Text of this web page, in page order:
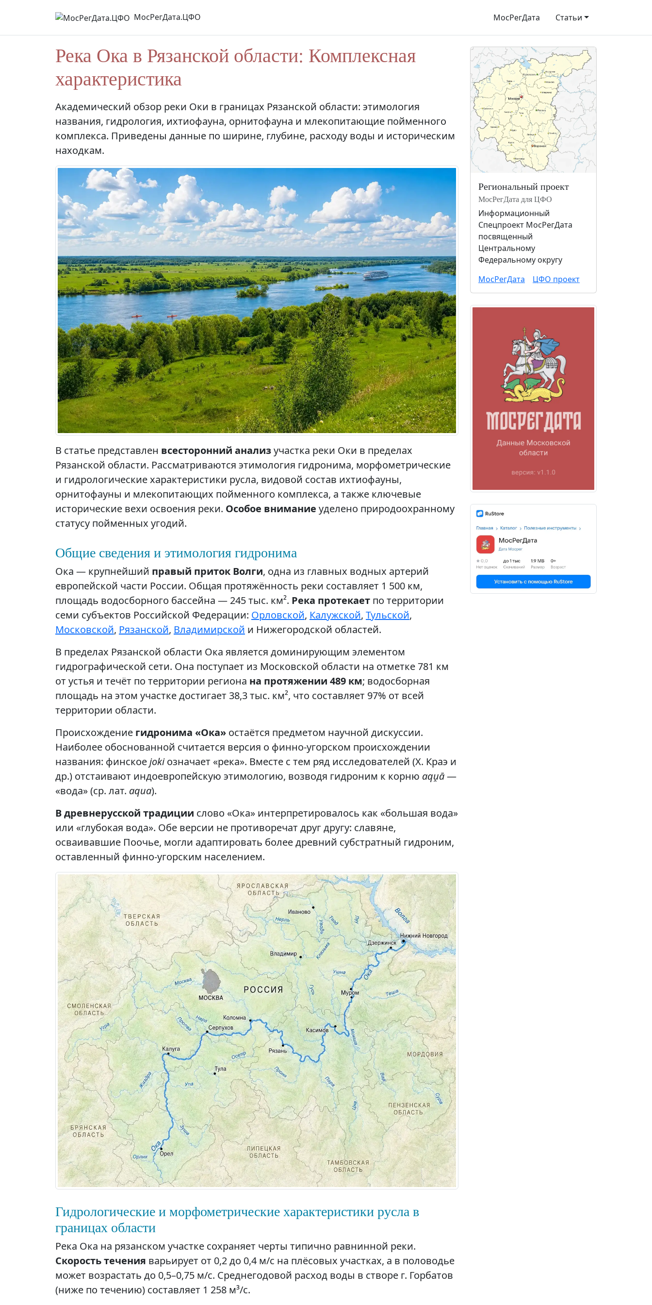
МосРегДата.ЦФО МосРегДата Статьи
Река Ока в Рязанской области: Комплексная
характеристика
Академический обзор реки Оки в границах Рязанской области: этимология
названия, гидрология, ихтиофауна, орнитофауна и млекопитающие пойменного
комплекса. Приведены данные по ширине, глубине, расходу воды и историческим
находкам.
В статье представлен всесторонний анализучастка реки Оки в пределах
Рязанской области. Рассматриваются этимология гидронима, морфометрические
и гидрологические характеристики русла, видовой состав ихтиофауны,
орнитофауны и млекопитающих пойменного комплекса, а также ключевые
исторические вехи освоения реки. Особое внимание уделено природоохранному
статусу пойменных угодий.
Общие сведения и этимология гидронима
Ока — крупнейший правый приток Волги, одна из главных водных артерий
европейской части России. Общая протяжённость реки составляет 1 500 км,
площадь водосборного бассейна — 245 тыс. км². Река протекает по территории
семи субъектов Российской Федерации: Орловской, Калужской, Тульской,
Московской, Рязанской, Владимирской и Нижегородской областей.
В пределах Рязанской области Ока является доминирующим элементом
гидрографической сети. Она поступает из Московской области на отметке 781 км
от устья и течёт по территории региона на протяжении 489 км; водосборная
площадь на этом участке достигает 38,3 тыс. км², что составляет 97% от всей
территории области.
Происхождение гидронима «Ока» остаётся предметом научной дискуссии.
Наиболее обоснованной считается версия о финно-угорском происхождении
названия: финскоеjokiозначает «река». Вместе с тем ряд исследователей (Х. Краэ и
др.) отстаивают индоевропейскую этимологию, возводя гидроним к корню aqṷā—
«вода» (ср. лат. aqua).
В древнерусской традиции слово «Ока» интерпретировалось как «большая вода»
или «глубокая вода». Обе версии не противоречат друг другу: славяне,
осваивавшие Поочье, могли адаптировать более древний субстратный гидроним,
оставленный финно-угорским населением.
Гидрологические и морфометрические характеристики русла в
границах области
Река Ока на рязанском участке сохраняет черты типично равнинной реки.
Скорость течения варьирует от 0,2 до 0,4 м/с на плёсовых участках, а в половодье
может возрастать до 0,5–0,75 м/с. Среднегодовой расход воды в створе г. Горбатов
(ниже по течению) составляет 1 258 м³/с.
Региональный проект
МосРегДата для ЦФО
Информационный
Спецпроект МосРегДата
посвященный
Центральному
Федеральному округу
МосРегДата
ЦФО проект